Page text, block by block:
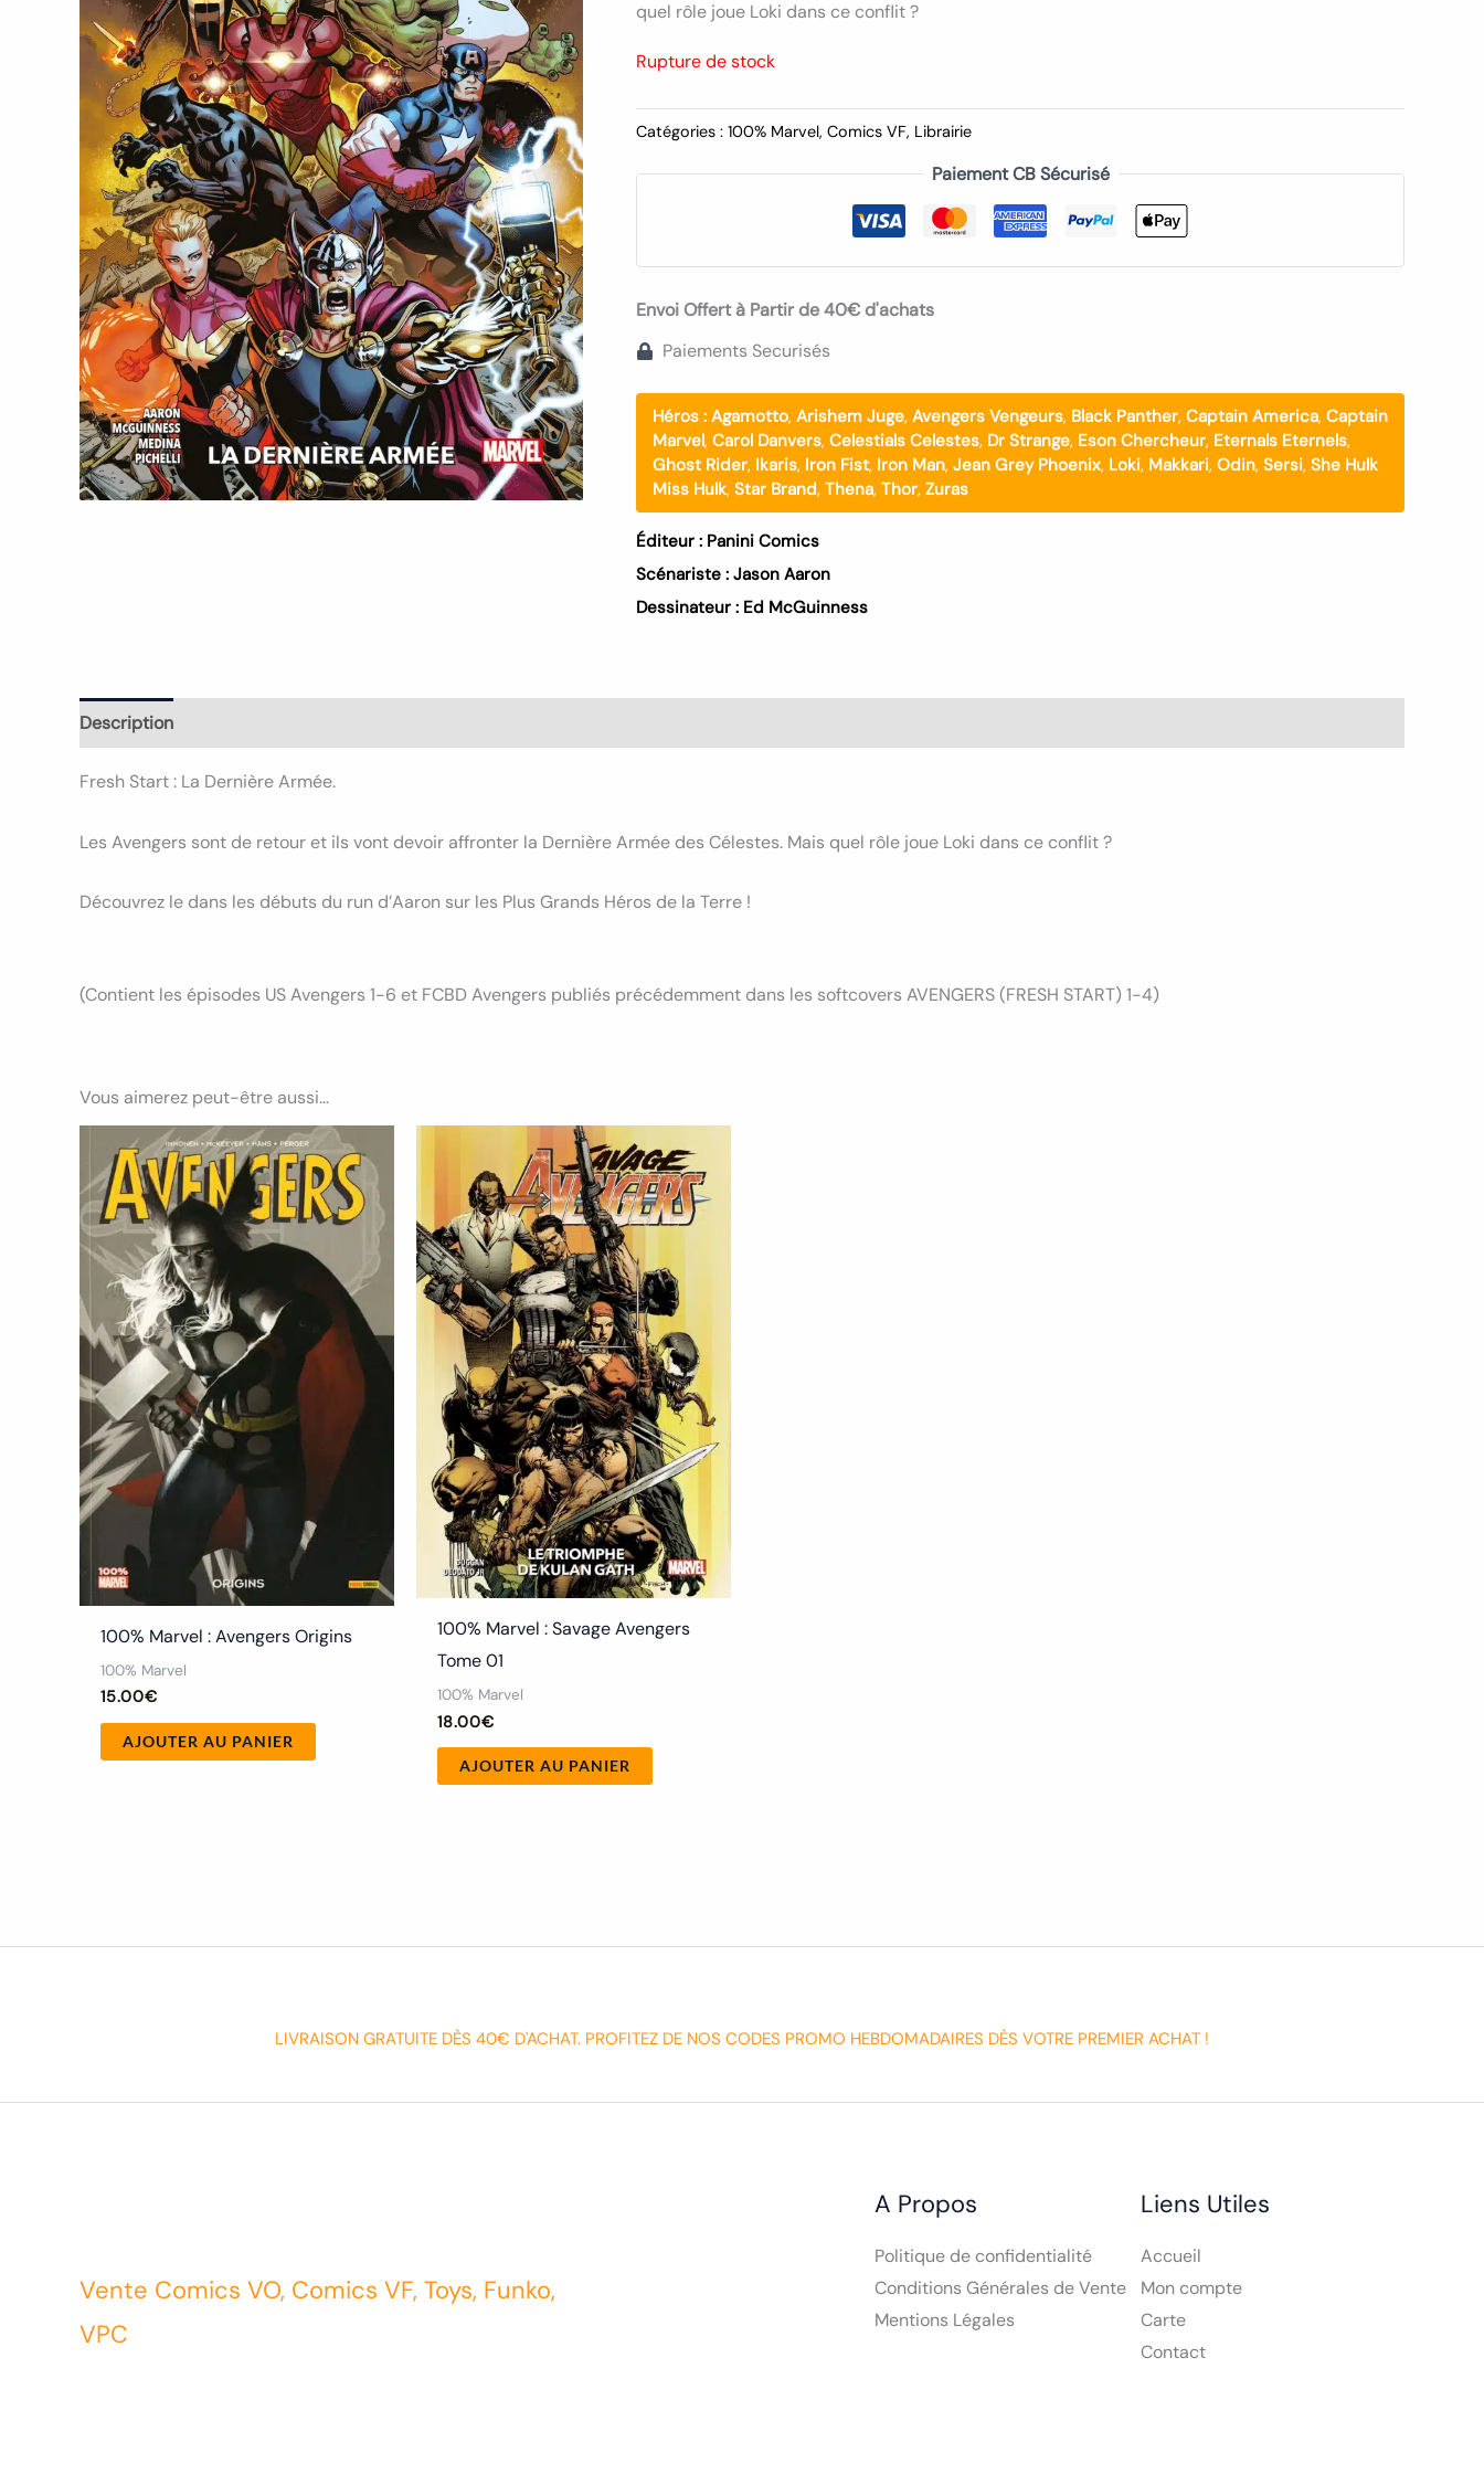
quel rôle joue Loki dans ce conflit ?
Rupture de stock
Catégories : 100% Marvel, Comics VF, Librairie
Paiement CB Sécurisé
Envoi Offert à Partir de 40€ d'achats
Paiements Securisés
Héros : Agamotto, Arishem Juge, Avengers Vengeurs, Black Panther, Captain America, Captain
Marvel, Carol Danvers, Celestials Celestes, Dr Strange, Eson Chercheur, Eternals Eternels,
Ghost Rider, Ikaris, Iron Fist, Iron Man, Jean Grey Phoenix, Loki, Makkari, Odin, Sersi, She Hulk
Miss Hulk, Star Brand, Thena, Thor, Zuras
Éditeur : Panini Comics
Scénariste : Jason Aaron
Dessinateur : Ed McGuinness
Description
Fresh Start : La Dernière Armée.
Les Avengers sont de retour et ils vont devoir affronter la Dernière Armée des Célestes. Mais quel rôle joue Loki dans ce conflit ?
Découvrez le dans les débuts du run d’Aaron sur les Plus Grands Héros de la Terre !
(Contient les épisodes US Avengers 1-6 et FCBD Avengers publiés précédemment dans les softcovers AVENGERS (FRESH START) 1-4)
Vous aimerez peut-être aussi…
100% Marvel : Avengers Origins
100% Marvel
15.00€
AJOUTER AU PANIER
100% Marvel : Savage Avengers
Tome 01
100% Marvel
18.00€
AJOUTER AU PANIER
LIVRAISON GRATUITE DÈS 40€ D'ACHAT. PROFITEZ DE NOS CODES PROMO HEBDOMADAIRES DÈS VOTRE PREMIER ACHAT !
Vente Comics VO, Comics VF, Toys, Funko,
VPC
A Propos
Politique de confidentialité
Conditions Générales de Vente
Mentions Légales
Liens Utiles
Accueil
Mon compte
Carte
Contact